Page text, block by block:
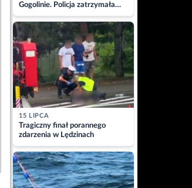
Gogolinie. Policja zatrzymała
matkę
15 LIPCA
Tragiczny finał porannego
zdarzenia w Lędzinach